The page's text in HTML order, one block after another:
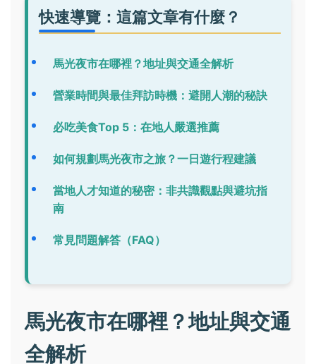
快速導覽：這篇文章有什麼？
馬光夜市在哪裡？地址與交通全解析
營業時間與最佳拜訪時機：避開人潮的秘訣
必吃美食Top 5：在地人嚴選推薦
如何規劃馬光夜市之旅？一日遊行程建議
當地人才知道的秘密：非共識觀點與避坑指
南
常見問題解答（FAQ）
馬光夜市在哪裡？地址與交通
全解析